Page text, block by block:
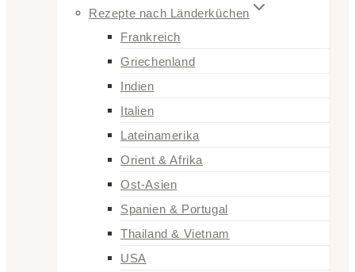
Rezepte nach Länderküchen
Frankreich
Griechenland
Indien
Italien
Lateinamerika
Orient & Afrika
Ost-Asien
Spanien & Portugal
Thailand & Vietnam
USA